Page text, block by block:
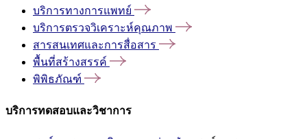
บริการทางการแพทย์
บริการตรวจวิเคราะห์คุณภาพ
สารสนเทศและการสื่อสาร
พื้นที่สร้างสรรค์
พิพิธภัณฑ์
บริการทดสอบและวิชาการ